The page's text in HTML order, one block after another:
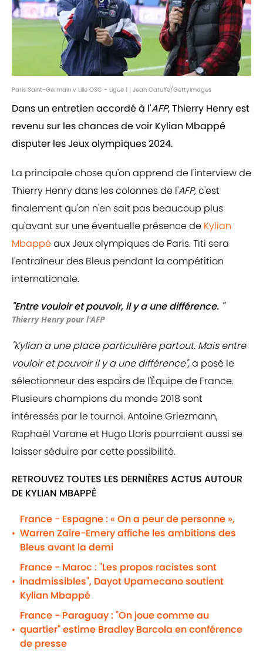
Paris Saint-Germain v Lille OSC - Ligue 1 | Jean Catuffe/GettyImages
Dans un entretien accordé à l'AFP, Thierry Henry est
revenu sur les chances de voir Kylian Mbappé
disputer les Jeux olympiques 2024.
La principale chose qu'on apprend de l'interview de
Thierry Henry dans les colonnes de l'AFP,c'est
finalement qu'on n'en sait pas beaucoup plus
qu'avant sur une éventuelle présence de Kylian
Mbappéaux Jeux olympiques de Paris. Titi sera
l'entraîneur des Bleus pendant la compétition
internationale.
"Entre vouloir et pouvoir, il y a une différence. "
Thierry Henry pour l'AFP
"Kylian a une place particulière partout. Mais entre
vouloir et pouvoir il y a une différence",a posé le
sélectionneur des espoirs de l'Équipe de France.
Plusieurs champions du monde 2018 sont
intéressés par le tournoi. Antoine Griezmann,
Raphaël Varane et Hugo Lloris pourraient aussi se
laisser séduire par cette possibilité.
RETROUVEZ TOUTES LES DERNIÈRES ACTUS AUTOUR
DE KYLIAN MBAPPÉ
•
France - Espagne : « On a peur de personne »,
Warren Zaïre-Emery affiche les ambitions des
Bleus avant la demi
•
France - Maroc : "Les propos racistes sont
inadmissibles", Dayot Upamecano soutient
Kylian Mbappé
•
France - Paraguay : "On joue comme au
quartier" estime Bradley Barcola en conférence
de presse